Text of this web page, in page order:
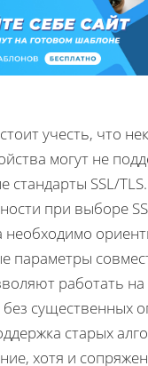
учесть, что
могут не
стандарты SSL/
при выборе
необходимо
параметры
работать
без существенных
старых
хотя и